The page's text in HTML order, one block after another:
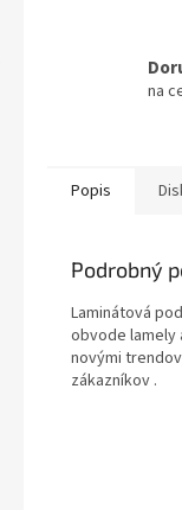
na
Popis
Podrobný
Laminátová
obvode lamely
novými
zákazníkov .